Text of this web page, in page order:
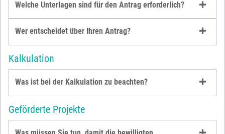
Welche Unterlagen sind für den Antrag erforderlich?
Wer entscheidet über Ihren Antrag?
Kalkulation
Was ist bei der Kalkulation zu beachten?
Geförderte Projekte